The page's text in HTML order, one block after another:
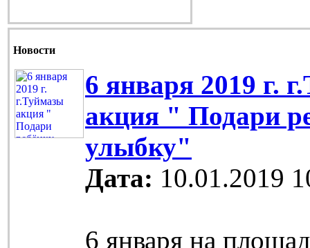
Новости
6 января 2019 г.
акция " Подари
улыбку"
Дата: 10.01.2019
6 января на